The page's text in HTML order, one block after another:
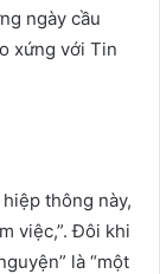
ngày cầu
xứng với Tin
thông này,
việc,”. Đôi khi
là “một